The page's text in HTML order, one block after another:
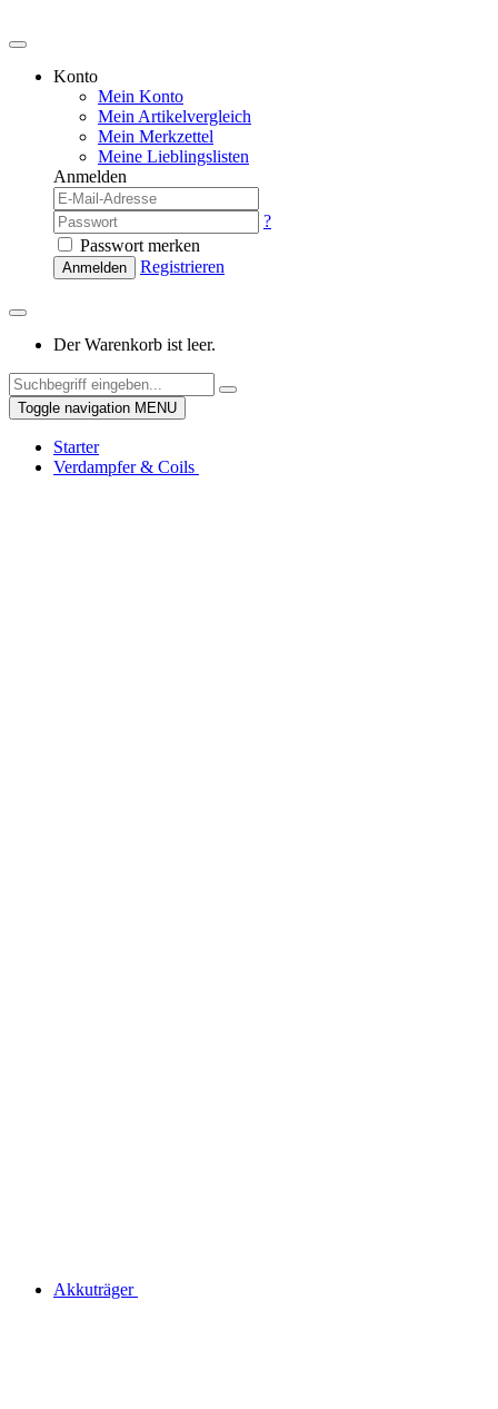
Konto
Mein Konto
Mein Artikelvergleich
Mein Merkzettel
Meine Lieblingslisten
Anmelden
?
Passwort merken
Anmelden Registrieren
Der Warenkorb ist leer.
Toggle navigation MENU
Starter
Verdampfer & Coils
Akkuträger